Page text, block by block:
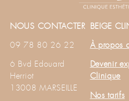
NOUS CONTACTER
09 78 80 26 22
6 Bvd Edouard
Herriot
13008 MARSEILLE
BEIGE
À propos
Devenir
Clinique
Nos tarifs